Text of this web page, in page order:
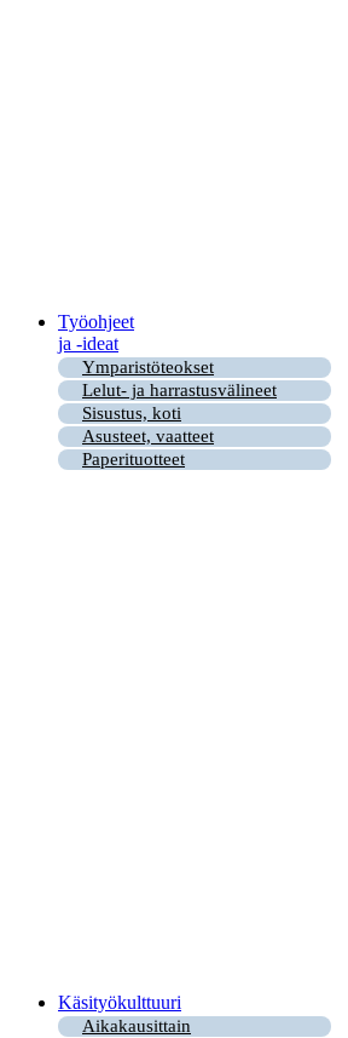
Työohjeet
ja -ideat
Ymparistöteokset
Lelut- ja harrastusvälineet
Sisustus, koti
Asusteet, vaatteet
Paperituotteet
Käsityökulttuuri
Aikakausittain